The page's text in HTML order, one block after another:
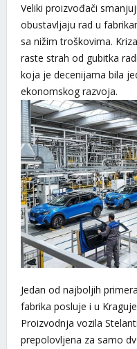
Veliki proizvođači
obustavljaju rad u
sa nižim troškovima.
raste strah od gubitka
koja je decenijama bila
ekonomskog razvoja.
Jedan od najboljih
fabrika posluje i u
Proizvodnja vozila
prepolovljena za samo